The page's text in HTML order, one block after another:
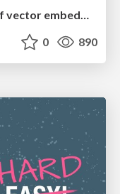
0 890